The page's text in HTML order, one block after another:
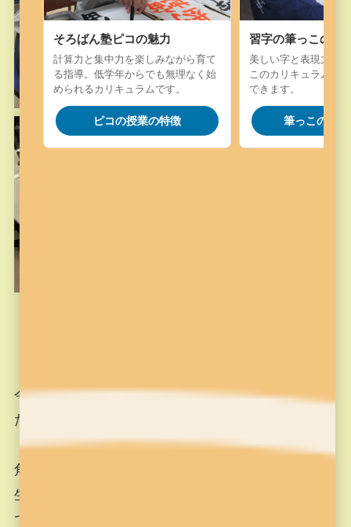
今回の授業では、特に、ボールを当てて跳ね返す
ためのバーに当たった時のボールの跳ね返り方
（難しい言い方をすると、ボールの入射角と反射
角に当たる部分）の考え方が難しかったため、先
生とみんなで一緒に、ホワイトボードに図を描い
て整理しながら作っていきました。
そろばん塾ピコの魅力
計算力と集中力を楽しみながら育て
る指導。低学年からでも無理なく始
められるカリキュラムです。
ピコの授業の特徴
習字の筆っこの魅
美しい字と表現力を
このカリキュラム。
できます。
筆っこの授